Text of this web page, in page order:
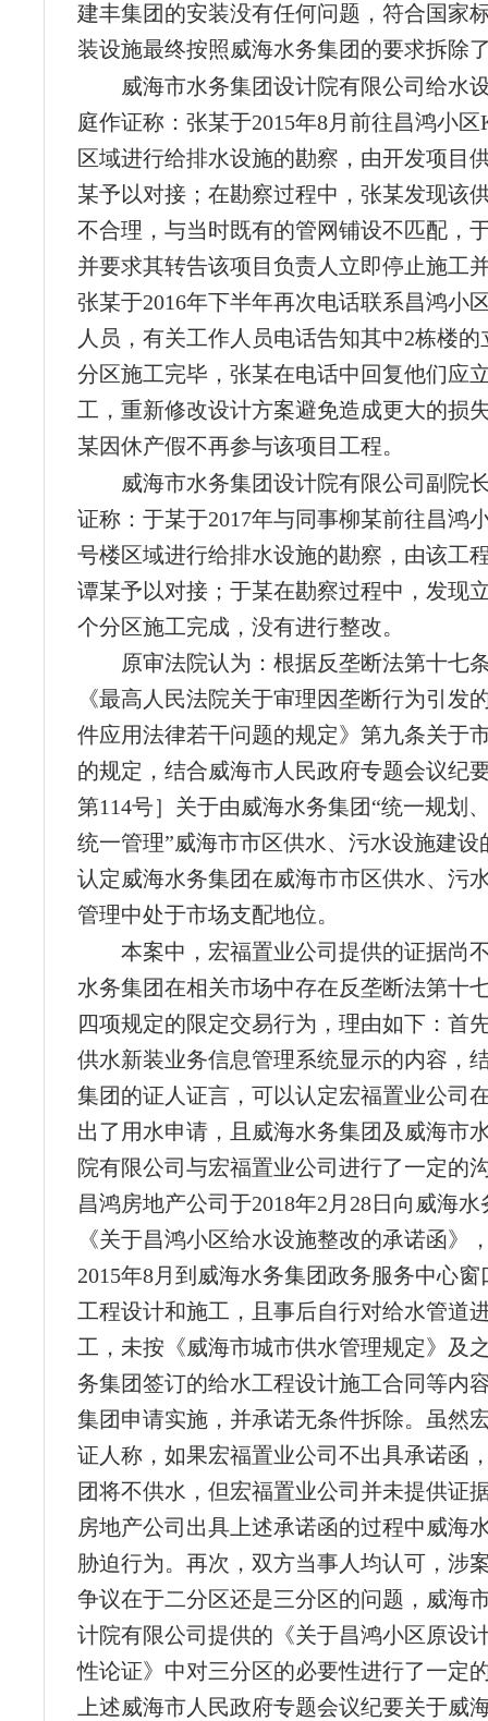
建丰集团的安装没有任何问题，符合国家
装设施最终按照威海水务集团的要求拆除
威海市水务集团设计院有限公司给水
庭作证称：张某于2015年8月前往昌鸿小区
区域进行给排水设施的勘察，由开发项目
某予以对接；在勘察过程中，张某发现该
不合理，与当时既有的管网铺设不匹配，
并要求其转告该项目负责人立即停止施工
张某于2016年下半年再次电话联系昌鸿小
人员，有关工作人员电话告知其中2栋楼
分区施工完毕，张某在电话中回复他们应
工，重新修改设计方案避免造成更大的损
某因休产假不再参与该项目工程。
威海市水务集团设计院有限公司副院
证称：于某于2017年与同事柳某前往昌鸿
号楼区域进行给排水设施的勘察，由该工
谭某予以对接；于某在勘察过程中，发现
个分区施工完成，没有进行整改。
原审法院认为：根据反垄断法第十七
《最高人民法院关于审理因垄断行为引发
件应用法律若干问题的规定》第九条关于
的规定，结合威海市人民政府专题会议纪
第114号］关于由威海水务集团“统一规划
统一管理”威海市市区供水、污水设施建设
认定威海水务集团在威海市市区供水、污
管理中处于市场支配地位。
本案中，宏福置业公司提供的证据尚
水务集团在相关市场中存在反垄断法第十
四项规定的限定交易行为，理由如下：首
供水新装业务信息管理系统显示的内容，
集团的证人证言，可以认定宏福置业公司
出了用水申请，且威海水务集团及威海市
院有限公司与宏福置业公司进行了一定的
昌鸿房地产公司于2018年2月28日向威海
《关于昌鸿小区给水设施整改的承诺函》
2015年8月到威海水务集团政务服务中心
工程设计和施工，且事后自行对给水管道
工，未按《威海市城市供水管理规定》及
务集团签订的给水工程设计施工合同等内
集团申请实施，并承诺无条件拆除。虽然
证人称，如果宏福置业公司不出具承诺函
团将不供水，但宏福置业公司并未提供证
房地产公司出具上述承诺函的过程中威海
胁迫行为。再次，双方当事人均认可，涉
争议在于二分区还是三分区的问题，威海
计院有限公司提供的《关于昌鸿小区原设
性论证》中对三分区的必要性进行了一定
上述威海市人民政府专题会议纪要关于威